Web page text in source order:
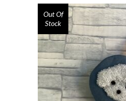
Out Of
Stock